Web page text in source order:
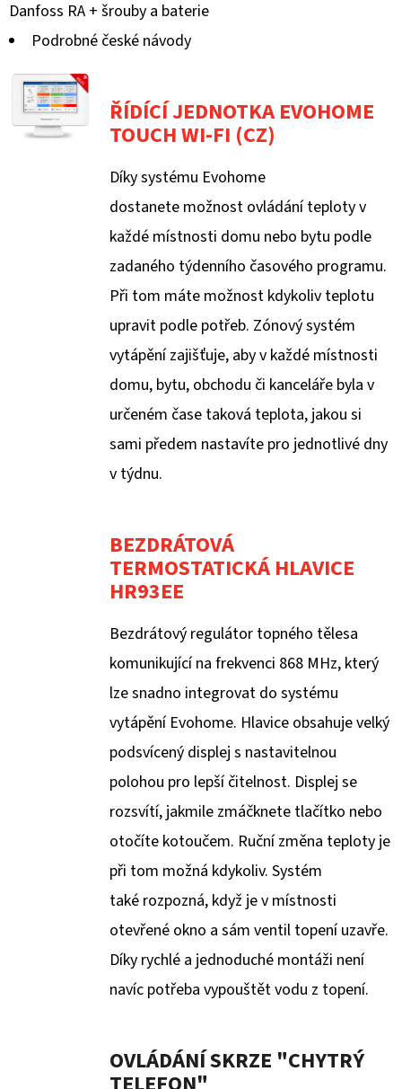
Danfoss RA + šrouby a baterie
Podrobné české návody
ŘÍDÍCÍ JEDNOTKA EVOHOME
TOUCH WI-FI (CZ)
Díky systému Evohome
dostanete možnost ovládání teploty v
každé místnosti domu nebo bytu podle
zadaného týdenního časového programu.
Při tom máte možnost kdykoliv teplotu
upravit podle potřeb. Zónový systém
vytápění zajišťuje, aby v každé místnosti
domu, bytu, obchodu či kanceláře byla v
určeném čase taková teplota, jakou si
sami předem nastavíte pro jednotlivé dny
v týdnu.
BEZDRÁTOVÁ
TERMOSTATICKÁ HLAVICE
HR93EE
Bezdrátový regulátor topného tělesa
komunikující na frekvenci 868 MHz, který
lze snadno integrovat do systému
vytápění Evohome. Hlavice obsahuje velký
podsvícený displej s nastavitelnou
polohou pro lepší čitelnost. Displej se
rozsvítí, jakmile zmáčknete tlačítko nebo
otočíte kotoučem. Ruční změna teploty je
při tom možná kdykoliv. Systém
také rozpozná, když je v místnosti
otevřené okno a sám ventil topení uzavře.
Díky rychlé a jednoduché montáži není
navíc potřeba vypouštět vodu z topení.
OVLÁDÁNÍ SKRZE "CHYTRÝ